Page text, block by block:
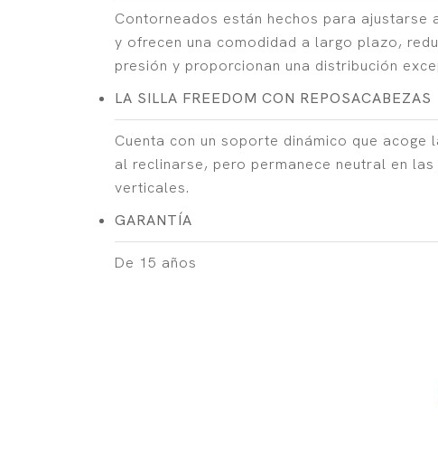
Contorneados están hechos para ajustarse
y ofrecen una comodidad a largo plazo,
presión y proporcionan una distribución
LA SILLA FREEDOM CON REPOSACABEZAS
Cuenta con un soporte dinámico que acoge
al reclinarse, pero permanece neutral en
verticales.
GARANTÍA
De 15 años